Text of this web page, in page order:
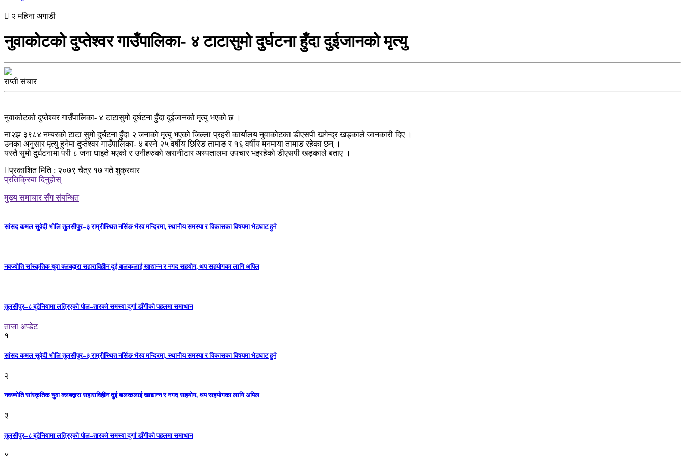
२ महिना अगाडी
नुवाकोटको दुप्तेश्वर गाउँपालिका- ४ टाटासुमो दुर्घटना हुँदा दुईजानको मृत्यु
राप्ती संचार
नुवाकोटको दुप्तेश्वर गाउँपालिका- ४ टाटासुमो दुर्घटना हुँदा दुईजानको मृत्यु भएको छ ।
ना२झ ३९८४ नम्बरको टाटा सुमो दुर्घटना हुँदा २ जनाको मृत्यु भएको जिल्ला प्रहरी कार्यालय नुवाकोटका डीएसपी खगेन्द्र खड्काले जानकारी दिए ।
उनका अनुसार मृत्‍यु हुनेमा दुप्तेश्वर गाउँपालिका- ४ बस्‍ने २५ वर्षीय छिरिङ तामाङ र १६ वर्षीय मनमाया तामाङ रहेका छन् ।
यस्तै सुमो दुर्घटनामा परी ८ जना घाइते भएको र उनीहरुको खरानीटार अस्पतालमा उपचार भइरहेको डीएसपी खड्काले बताए ।
प्रकाशित मिति : २०७९ चैत्र १७ गते शुक्रवार
प्रतिक्रिया दिनुहोस्
मुख्य समाचार सँग संबन्धित
सांसद कमल सुवेदी भोलि तुलसीपुर–३ राम्रीस्थित नर्सिङ भैरव मन्दिरमा, स्थानीय समस्या र विकासका विषयमा भेटघाट हुने
नवज्योति सांस्कृतिक युवा क्लबद्वारा सहाराविहीन दुई बालकलाई खाद्यान्न र नगद सहयोग, थप सहयोगका लागि अपिल
तुलसीपुर–८ बुटेनियामा लत्रिएको पोल–तारको समस्या दुर्गा डाँगीको पहलमा समाधान
ताजा अप्डेट
१
सांसद कमल सुवेदी भोलि तुलसीपुर–३ राम्रीस्थित नर्सिङ भैरव मन्दिरमा, स्थानीय समस्या र विकासका विषयमा भेटघाट हुने
२
नवज्योति सांस्कृतिक युवा क्लबद्वारा सहाराविहीन दुई बालकलाई खाद्यान्न र नगद सहयोग, थप सहयोगका लागि अपिल
३
तुलसीपुर–८ बुटेनियामा लत्रिएको पोल–तारको समस्या दुर्गा डाँगीको पहलमा समाधान